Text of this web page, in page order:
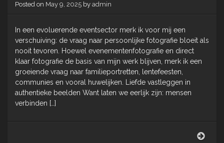
Posted on May 9, 2025 by admin
In een evoluerende eventsector merk ik voor mij een
verschuiving: de vraag naar persoonlijke fotografie bloeit als
nooit tevoren. Hoewel evenementenfotografie en direct
klaar fotografie de basis van mijn werk blijven, merk ik een
groeiende vraag naar familieportretten, lentefeesten,
communies en vooral huwelijken. Liefde vastleggen in
authentieke beelden Want laten we eerlijk zijn: mensen
verbinden […]